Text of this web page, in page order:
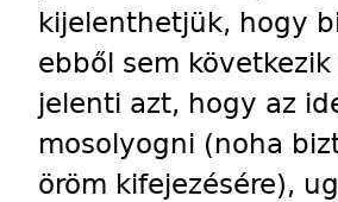
kijelenthetjük, hogy
ebből sem
jelenti azt, hogy az
mosolyogni (noha
öröm kifejezésére),